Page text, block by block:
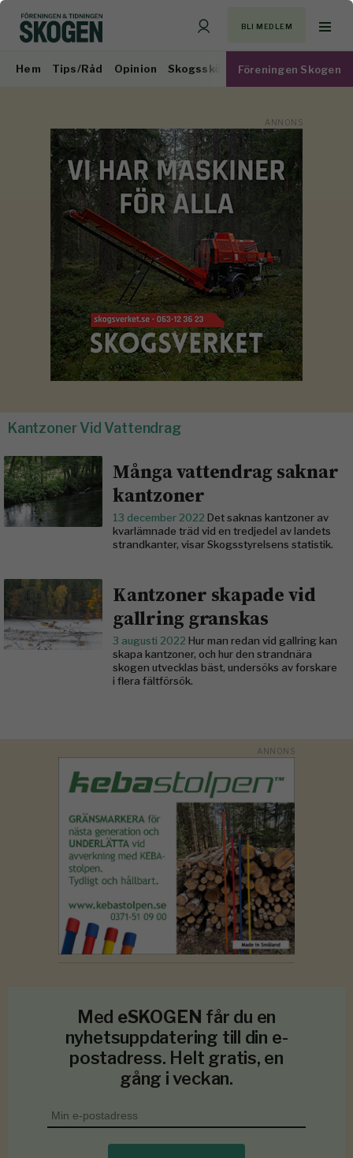
BLI MEDLEM
Hem Tips/Råd Opinion Skogsskötsel Virkesmarknad
Föreningen Skogen
Kantzoner Vid Vattendrag
Många vattendrag saknar
kantzoner
13 december 2022 Det saknas kantzoner av
kvarlämnade träd vid en tredjedel av landets
strandkanter, visar Skogsstyrelsens statistik.
Kantzoner skapade vid
gallring granskas
3 augusti 2022 Hur man redan vid gallring kan
skapa kantzoner, och hur den strandnära
skogen utvecklas bäst, undersöks av forskare
i flera fältförsök.
Med eSKOGEN får du en
nyhetsuppdatering till din e-
postadress. Helt gratis, en
gång i veckan.